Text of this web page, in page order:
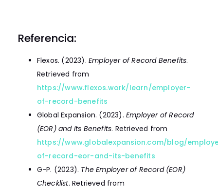
Referencia:
Flexos. (2023).Employer of Record Benefits.
Retrieved from
https://www.flexos.work/learn/employer-
of-record-benefits
Global Expansion. (2023).Employer of Record
(EOR) and Its Benefits. Retrieved from
https://www.globalexpansion.com/blog/
of-record-eor-and-its-benefits
G-P. (2023). The Employer of Record (EOR)
Checklist. Retrieved from